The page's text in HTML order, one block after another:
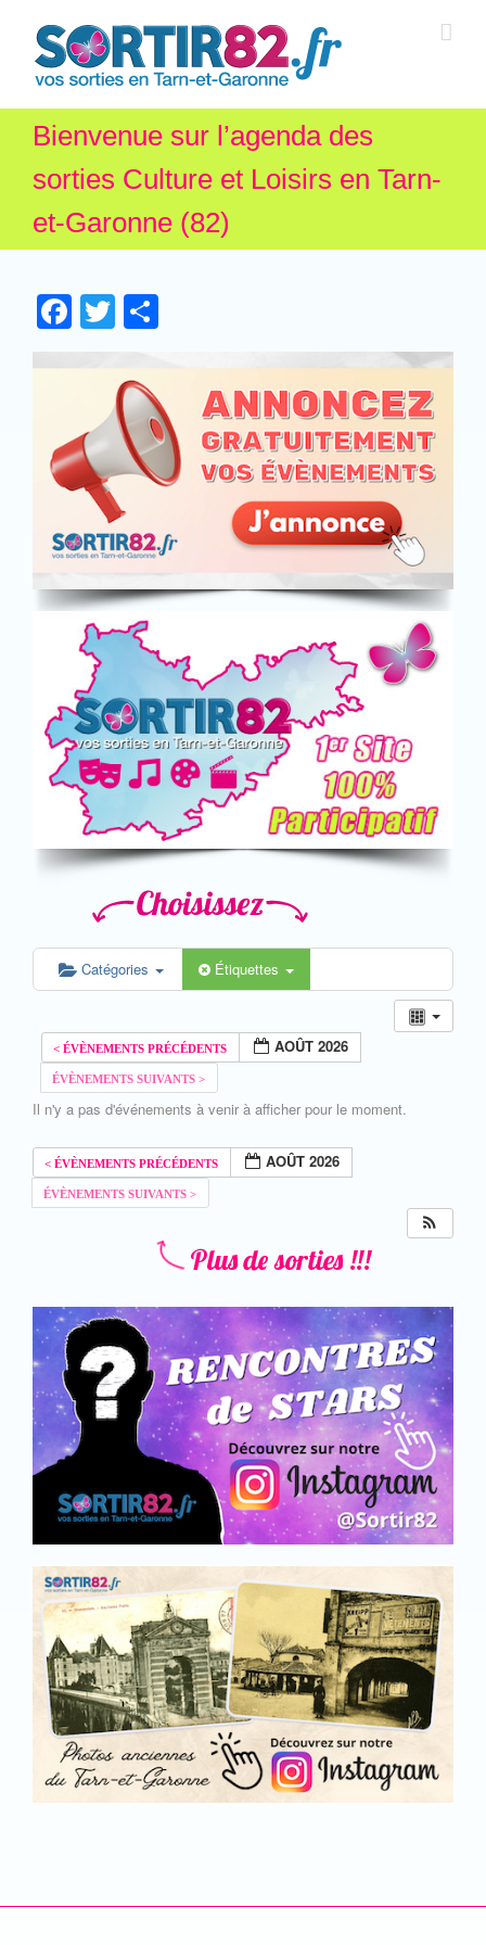
Bienvenue sur l’agenda des
sorties Culture et Loisirs en Tarn-
et-Garonne (82)
Facebook
Twitter
Catégories Étiquettes
AOÛT 2026
Il n'y a pas d'événements à venir à afficher pour le moment.
AOÛT 2026